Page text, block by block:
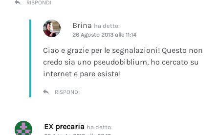
RISPONDI
Brina ha detto:
26 Agosto 2013 alle 11:14
Ciao e grazie per le segnalazioni! Questo non
credo sia uno pseudobiblium, ho cercato su
internet e pare esista!
RISPONDI
EX precaria ha detto: